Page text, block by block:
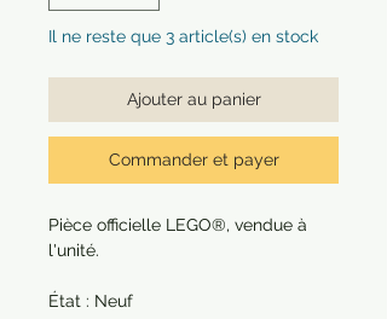
Il ne reste que 3 article(s) en stock
Ajouter au panier
Commander et payer
Pièce officielle LEGO®, vendue à
l'unité.
État : Neuf